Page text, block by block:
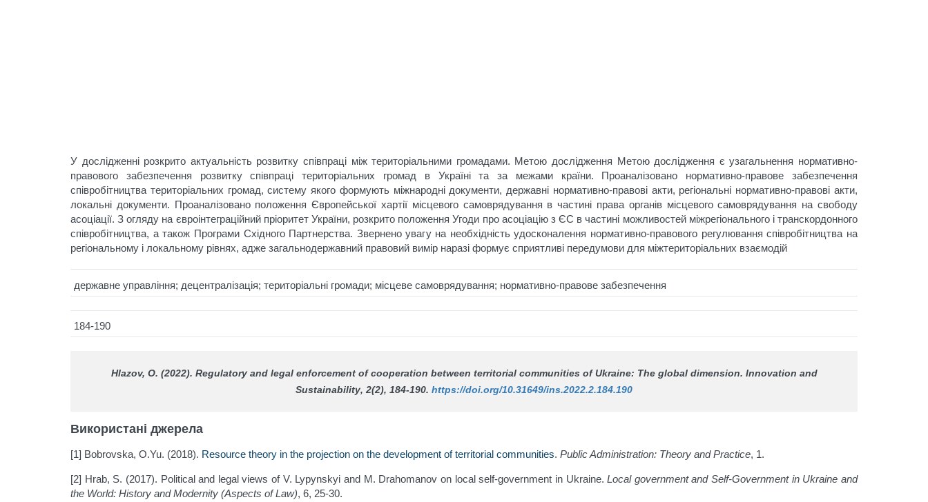
У дослідженні розкрито актуальність розвитку співпраці між територіальними громадами. Метою дослідження Метою дослідження є узагальнення нормативно-
правового забезпечення розвитку співпраці територіальних громад в Україні та за межами країни. Проаналізовано нормативно-правове забезпечення
співробітництва територіальних громад, систему якого формують міжнародні документи, державні нормативно-правові акти, регіональні нормативно-правові акти,
локальні документи. Проаналізовано положення Європейської хартії місцевого самоврядування в частині права органів місцевого самоврядування на свободу
асоціації. З огляду на євроінтеграційний пріоритет України, розкрито положення Угоди про асоціацію з ЄС в частині можливостей міжрегіонального і транскордонного
співробітництва, а також Програми Східного Партнерства. Звернено увагу на необхідність удосконалення нормативно-правового регулювання співробітництва на
регіональному і локальному рівнях, адже загальнодержавний правовий вимір наразі формує сприятливі передумови для міжтериторіальних взаємодій
державне управління; децентралізація; територіальні громади; місцеве самоврядування; нормативно-правове забезпечення
184-190
Hlazov, O. (2022). Regulatory and legal enforcement of cooperation between territorial communities of Ukraine: The global dimension. Innovation and
Sustainability, 2(2), 184-190. https://doi.org/10.31649/ins.2022.2.184.190
Використані джерела
[1] Bobrovska, O.Yu. (2018). Resource theory in the projection on the development of territorial communities. Public Administration: Theory and Practice, 1.
[2] Hrab, S. (2017). Political and legal views of V. Lypynskyi and M. Drahomanov on local self-government in Ukraine.Local government and Self-Government in Ukraine and
the World: History and Modernity (Aspects of Law), 6, 25-30.